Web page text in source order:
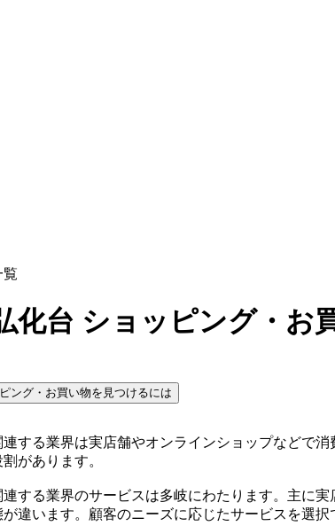
覧
化台 ショッピング・お
ング・お買い物を見つけるには
する業界は実店舗やオンラインショップなどで
があります。
する業界のサービスは多岐にわたります。主に
違います。顧客のニーズに応じたサービスを選択